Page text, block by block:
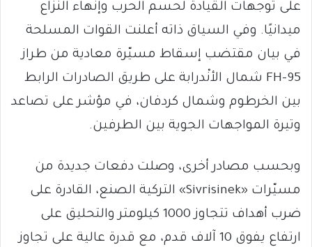
على توجهات القيادة لحسم الحرب وإنهاء النزاع
ميدانيًا. وفي السياق ذاته أعلنت القوات المسلحة
في بيان مقتضب إسقاط مسيّرة معادية من طراز
FH-95 شمال الأنْدرابة على طريق الصادرات الرابط
بين الخرطوم وشمال كردفان، في مؤشر على تصاعد
وتيرة المواجهات الجوية بين الطرفين.
وبحسب مصادر أخرى، وصلت دفعات جديدة من
مسيّرات «Sivrisinek» التركية الصنع، القادرة على
ضرب أهداف تتجاوز 1000 كيلومتر والتحليق على
ارتفاع يفوق 10 آلاف قدم، مع قدرة عالية على تجاوز